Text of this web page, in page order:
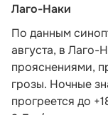
Лаго-Наки
По данным
августа, в Лаго-
прояснениями,
грозы. Ночные
прогреется до